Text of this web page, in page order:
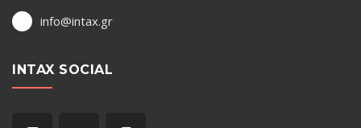
info@intax.gr
INTAX SOCIAL